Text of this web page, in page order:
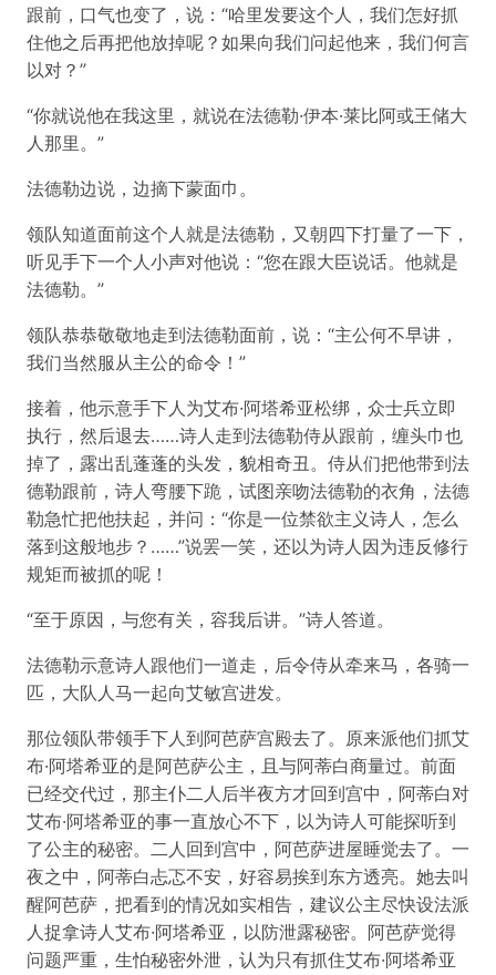
跟前，口气也变了，说：“哈里发要这个人，我们怎好抓
住他之后再把他放掉呢？如果向我们问起他来，我们何言
以对？”
“你就说他在我这里，就说在法德勒·伊本·莱比阿或王储大
人那里。”
法德勒边说，边摘下蒙面巾。
领队知道面前这个人就是法德勒，又朝四下打量了一下，
听见手下一个人小声对他说：“您在跟大臣说话。他就是
法德勒。”
领队恭恭敬敬地走到法德勒面前，说：“主公何不早讲，
我们当然服从主公的命令！”
接着，他示意手下人为艾布·阿塔希亚松绑，众士兵立即
执行，然后退去……诗人走到法德勒侍从跟前，缠头巾也
掉了，露出乱蓬蓬的头发，貌相奇丑。侍从们把他带到法
德勒跟前，诗人弯腰下跪，试图亲吻法德勒的衣角，法德
勒急忙把他扶起，并问：“你是一位禁欲主义诗人，怎么
落到这般地步？……”说罢一笑，还以为诗人因为违反修行
规矩而被抓的呢！
“至于原因，与您有关，容我后讲。”诗人答道。
法德勒示意诗人跟他们一道走，后令侍从牵来马，各骑一
匹，大队人马一起向艾敏宫进发。
那位领队带领手下人到阿芭萨宫殿去了。原来派他们抓艾
布·阿塔希亚的是阿芭萨公主，且与阿蒂白商量过。前面
已经交代过，那主仆二人后半夜方才回到宫中，阿蒂白对
艾布·阿塔希亚的事一直放心不下，以为诗人可能探听到
了公主的秘密。二人回到宫中，阿芭萨进屋睡觉去了。一
夜之中，阿蒂白忐忑不安，好容易挨到东方透亮。她去叫
醒阿芭萨，把看到的情况如实相告，建议公主尽快设法派
人捉拿诗人艾布·阿塔希亚，以防泄露秘密。阿芭萨觉得
问题严重，生怕秘密外泄，认为只有抓住艾布·阿塔希亚